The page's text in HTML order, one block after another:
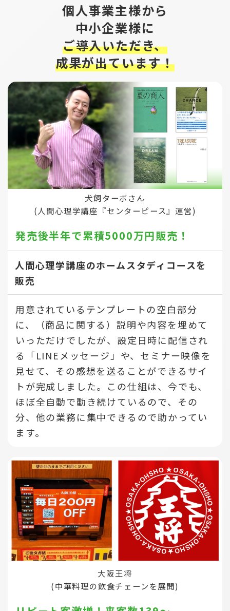
個人事業主様から
中小企業様に
ご導入いただき、
成果が出ています！
犬飼ターボさん
(人間心理学講座『センターピース』運営)
発売後半年で累積5000万円販売！
人間心理学講座のホームスタディコースを
販売
用意されているテンプレートの空白部分
に、（商品に関する）説明や内容を埋めて
いっただけでしたが、設定日時に配信され
る「LINEメッセージ」や、セミナー映像を
見せて、その感想を送ることができるサイ
トが完成しました。この仕組は、今でも、
ほぼ全自動で動き続けているので、その
分、他の業務に集中できるので助かってい
ます。
大阪王将
(中華料理の飲食チェーンを展開)